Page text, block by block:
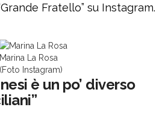
Fratello” su Instagram.
Marina La Rosa
(Foto Instagram)
è un po’ diverso